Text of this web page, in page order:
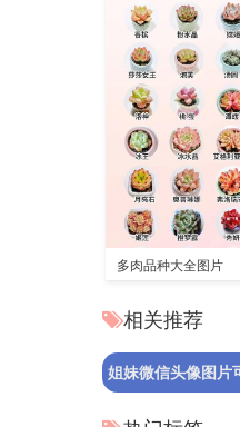
多肉品种大全图片
相关推荐
姐妹微信头像图片